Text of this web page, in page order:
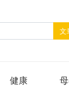
文
健康